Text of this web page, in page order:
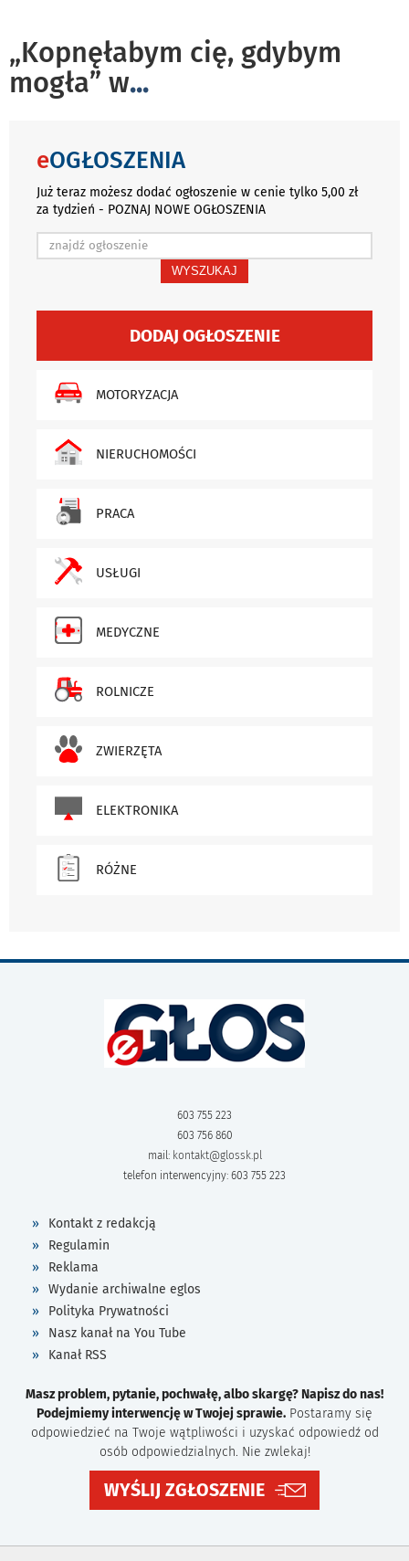
„Kopnęłabym cię, gdybym
mogła” w...
eOGŁOSZENIA
Już teraz możesz dodać ogłoszenie w cenie tylko 5,00 zł
za tydzień - POZNAJ NOWE OGŁOSZENIA
WYSZUKAJ
DODAJ OGŁOSZENIE
MOTORYZACJA
NIERUCHOMOŚCI
PRACA
USŁUGI
MEDYCZNE
ROLNICZE
ZWIERZĘTA
ELEKTRONIKA
RÓŻNE
603 755 223
603 756 860
mail: kontakt@glossk.pl
telefon interwencyjny: 603 755 223
Kontakt z redakcją
Regulamin
Reklama
Wydanie archiwalne eglos
Polityka Prywatności
Nasz kanał na You Tube
Kanał RSS
Masz problem, pytanie, pochwałę, albo skargę? Napisz do nas!
Podejmiemy interwencję w Twojej sprawie. Postaramy się
odpowiedzieć na Twoje wątpliwości i uzyskać odpowiedź od
osób odpowiedzialnych. Nie zwlekaj!
WYŚLIJ ZGŁOSZENIE